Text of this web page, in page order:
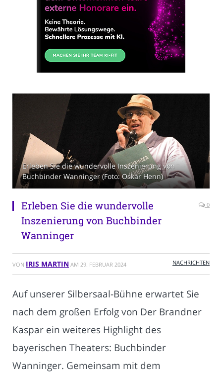
Erleben Sie die wundervolle Inszenierung von
Buchbinder Wanninger (Foto: Oskar Henn)
Erleben Sie die wundervolle
Inszenierung von Buchbinder
Wanninger
0
VON IRIS MARTIN AM 29. FEBRUAR 2024 NACHRICHTEN
Auf unserer Silbersaal-Bühne erwartet Sie
nach dem großen Erfolg von Der Brandner
Kaspar ein weiteres Highlight des
bayerischen Theaters: Buchbinder
Wanninger. Gemeinsam mit dem